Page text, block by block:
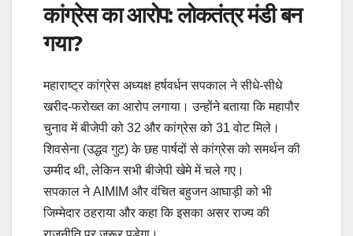
कांग्रेस का आरोप: लोकतंत्र मंडी बन
गया?
महाराष्ट्र कांग्रेस अध्यक्ष हर्षवर्धन सपकाल ने सीधे-सीधे
खरीद-फरोख्त का आरोप लगाया। उन्होंने बताया कि महापौर
चुनाव में बीजेपी को 32 और कांग्रेस को 31 वोट मिले।
शिवसेना (उद्धव गुट) के छह पार्षदों से कांग्रेस को समर्थन की
उम्मीद थी, लेकिन सभी बीजेपी खेमे में चले गए।
सपकाल ने AIMIM और वंचित बहुजन आघाड़ी को भी
जिम्मेदार ठहराया और कहा कि इसका असर राज्य की